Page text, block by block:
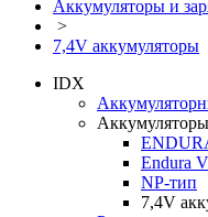
Аккумуляторы и
>
7,4V аккумуляторы
IDX
Endura
NP-тип
7,4V